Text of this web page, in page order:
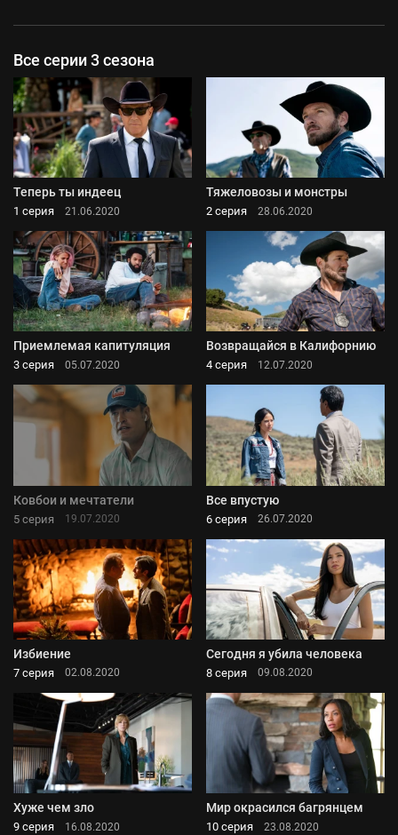
Все серии 3 сезона
Теперь ты индеец
1 серия 21.06.2020
Тяжеловозы и монстры
2 серия 28.06.2020
Приемлемая капитуляция
3 серия 05.07.2020
Возвращайся в Калифорнию
4 серия 12.07.2020
Ковбои и мечтатели
5 серия 19.07.2020
Все впустую
6 серия 26.07.2020
Избиение
7 серия 02.08.2020
Сегодня я убила человека
8 серия 09.08.2020
Хуже чем зло
9 серия 16.08.2020
Мир окрасился багрянцем
10 серия 23.08.2020